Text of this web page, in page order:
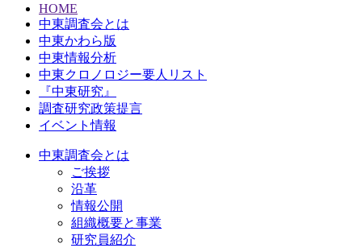
HOME
中東調査会とは
中東かわら版
中東情報分析
中東クロノロジー要人リスト
『中東研究』
調査研究政策提言
イベント情報
中東調査会とは
ご挨拶
沿革
情報公開
組織概要と事業
研究員紹介